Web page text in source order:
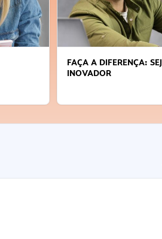
FAÇA A DIFERENÇA:
INOVADOR